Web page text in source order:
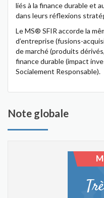
liés à la finance durable et
dans leurs réflexions
Le MS® SFIR accorde la
d’entreprise (fusions-
de marché (produits
finance durable (impact
Socialement Responsable).
Note globale